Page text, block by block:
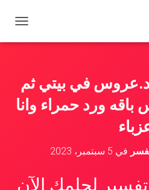
ب
ا
ل
ت
في بيتي ثم
ورد حمراء وانا
في 5 سبتمبر، 2023
لحلمك الآن